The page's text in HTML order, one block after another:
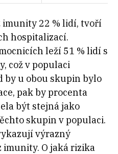
imunity 22 % lidí, tvoří
hospitalizací.
leží 51 % lidí s
což v populaci
by u obou skupin bylo
pak by procenta
být stejná jako
skupin v populaci.
výrazný
O jaká rizika